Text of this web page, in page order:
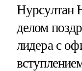
Нурсултан
делом
лидера с